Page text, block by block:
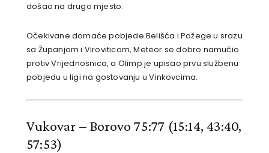
došao na drugo mjesto.
Očekivane domaće pobjede Belišća i Požege u srazu
sa Županjom i Viroviticom, Meteor se dobro namučio
protiv Vrijednosnica, a Olimp je upisao prvu službenu
pobjedu u ligi na gostovanju u Vinkovcima.
Vukovar – Borovo 75:77 (15:14, 43:40,
57:53)